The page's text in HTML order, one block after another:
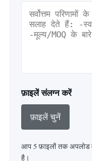
फ़ाइलें संलग्न करें
फ़ाइलें चुनें
आप 5 फ़ाइलों तक
है।